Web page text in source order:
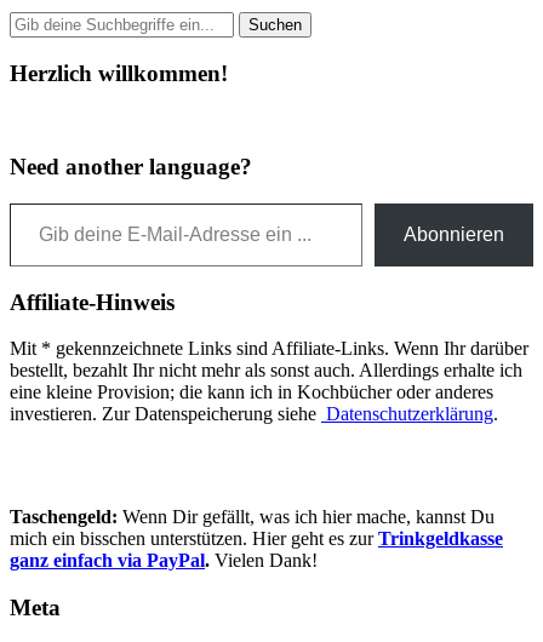
Herzlich willkommen!
Need another language?
Gib deine E-Mail-Adresse ein ...
Abonnieren
Affiliate-Hinweis
Mit * gekennzeichnete Links sind Affiliate-Links. Wenn Ihr darüber
bestellt, bezahlt Ihr nicht mehr als sonst auch. Allerdings erhalte ich
eine kleine Provision; die kann ich in Kochbücher oder anderes
investieren. Zur Datenspeicherung siehe Datenschutzerklärung.
Taschengeld: Wenn Dir gefällt, was ich hier mache, kannst Du
mich ein bisschen unterstützen. Hier geht es zurTrinkgeldkasse
ganz einfach via PayPal. Vielen Dank!
Meta